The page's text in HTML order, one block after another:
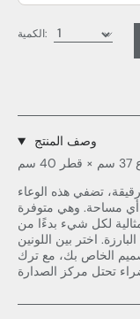
الكمية:
وصف المنتج
تضفي هذه الوعاء
مساحة. وهي متوفرة
لكل شيء بدءًا من
اختر بين اللونين
الخاص بك، مع ترك